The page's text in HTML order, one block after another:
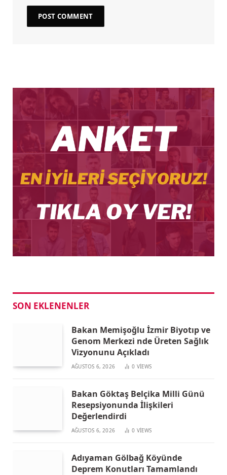
SON EKLENENLER
Bakan Memişoğlu İzmir Biyotıp ve
Genom Merkezi nde Üreten Sağlık
Vizyonunu Açıkladı
AĞUSTOS 6, 2026 0 VIEWS
Bakan Göktaş Belçika Milli Günü
Resepsiyonunda İlişkileri
Değerlendirdi
AĞUSTOS 6, 2026 0 VIEWS
Adıyaman Gölbağ Köyünde
Deprem Konutları Tamamlandı